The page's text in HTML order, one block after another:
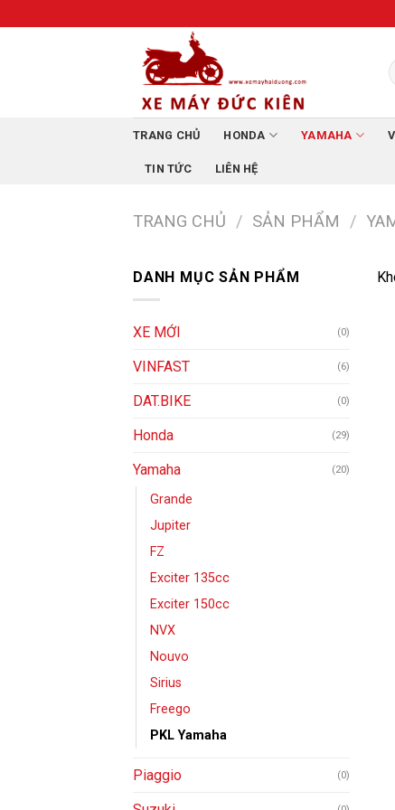
TRANG CHỦ HONDA YAMAHA
TIN TỨC LIÊN HỆ
TRANG CHỦ / SẢN PHẨM /
DANH MỤC SẢN PHẨM
XE MỚI (0)
VINFAST (6)
DAT.BIKE (0)
Honda (29)
Yamaha (20)
Grande
Jupiter
FZ
Exciter 135cc
Exciter 150cc
NVX
Nouvo
Sirius
Freego
PKL Yamaha
Piaggio (0)